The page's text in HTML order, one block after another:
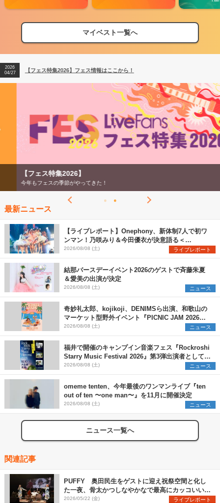
マイベスト一覧へ
【フェス特集2026】フェス情報はここから！
【ライブ動員ランキング】2026年上半期編発表！
2026
04/27
【フェス特集2026】フェス情報はここから！
2026
【ライブ動員ランキング】2026年上半期編発表！
【フェス特集2026】
今年もフェスの季節がやってきた！
最新ニュース
【ライブレポート】Onephony、新体制7人で初ワ
ンマン！乃咲みり＆今田優衣が決意語る＜
Onephony新体制1st Oneman Live はじまりの夏
＞
2026/08/08 (土) ライブレポート
結那バースデーイベント2026のゲストで斉藤朱夏
＆愛美の出演が決定
2026/08/08 (土) ニュース
奇妙礼太郎、kojikoji、DENIMSら出演、和歌山の
マーケット型野外イベント『PICNIC JAM 2026』
早割チケット発売開始
2026/08/08 (土) ニュース
福井で開催のキャンプイン音楽フェス『Rockroshi
Starry Music Festival 2026』第3弾出演者として
SCOOBIE DO、かりゆし58、Reiを発表
2026/08/08 (土) ニュース
omeme tenten、今年最後のワンマンライブ『ten
out of ten 〜one man〜』を11月に開催決定
2026/08/08 (土) ニュース
ニュース一覧へ
関連記事
PUFFY 奥田民生をゲストに迎え祝祭空間と化し
た一夜、骨太かつしなやかなで最高にカッコいいデ
ビュー30周年記念ライブをレポート
2026/05/22 (金) ライブレポート